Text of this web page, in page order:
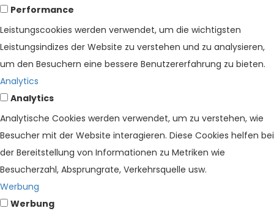
Performance
Leistungscookies werden verwendet, um die wichtigsten
Leistungsindizes der Website zu verstehen und zu analysieren,
um den Besuchern eine bessere Benutzererfahrung zu bieten.
Analytics
Analytics
Analytische Cookies werden verwendet, um zu verstehen, wie
Besucher mit der Website interagieren. Diese Cookies helfen bei
der Bereitstellung von Informationen zu Metriken wie
Besucherzahl, Absprungrate, Verkehrsquelle usw.
Werbung
Werbung